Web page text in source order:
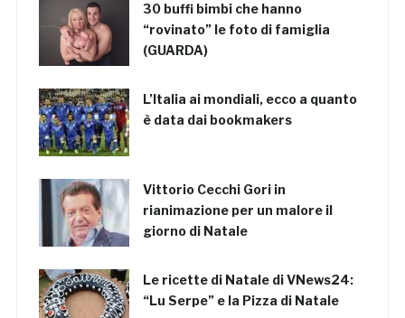
30 buffi bimbi che hanno
“rovinato” le foto di famiglia
(GUARDA)
L’Italia ai mondiali, ecco a quanto
è data dai bookmakers
Vittorio Cecchi Gori in
rianimazione per un malore il
giorno di Natale
Le ricette di Natale di VNews24:
“Lu Serpe” e la Pizza di Natale